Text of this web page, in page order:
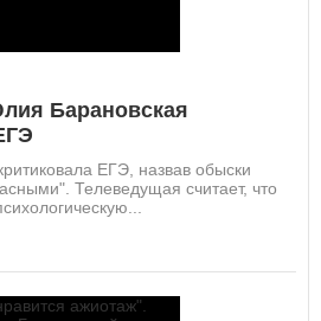
Барановская
ЕГЭ, назвав обыски
Телеведущая считает, что